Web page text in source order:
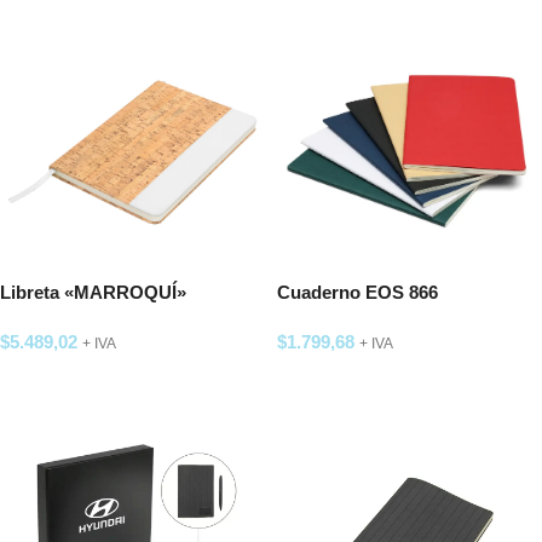
Libreta «MARROQUÍ»
$5.489,02 + IVA
Cuaderno EOS 866
$1.799,68 + IVA